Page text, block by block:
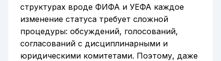
структурах вроде ФИФА и УЕФА каждое
изменение статуса требует сложной
процедуры: обсуждений, голосований,
согласований с дисциплинарными и
юридическими комитетами. Поэтому, даже